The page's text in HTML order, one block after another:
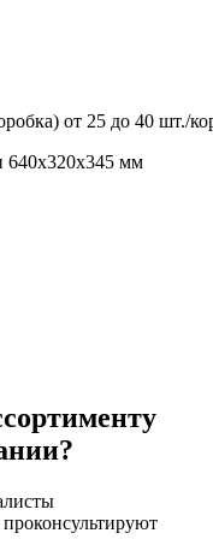
от 25 до 40 шт./
640х320х345 мм